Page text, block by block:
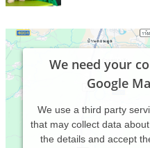
We need your
Google
We use a third party
that may collect data
the details and accept